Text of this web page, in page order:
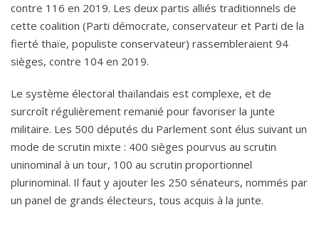
contre 116 en 2019. Les deux partis alliés traditionnels de
cette coalition (Parti démocrate, conservateur et Parti de la
fierté thaïe, populiste conservateur) rassembleraient 94
sièges, contre 104 en 2019.
Le système électoral thaïlandais est complexe, et de
surcroît régulièrement remanié pour favoriser la junte
militaire. Les 500 députés du Parlement sont élus suivant un
mode de scrutin mixte : 400 sièges pourvus au scrutin
uninominal à un tour, 100 au scrutin proportionnel
plurinominal. Il faut y ajouter les 250 sénateurs, nommés par
un panel de grands électeurs, tous acquis à la junte.